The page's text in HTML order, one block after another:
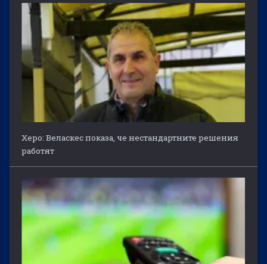
Херо: Веласкес показа, че нестандартните решения
работят